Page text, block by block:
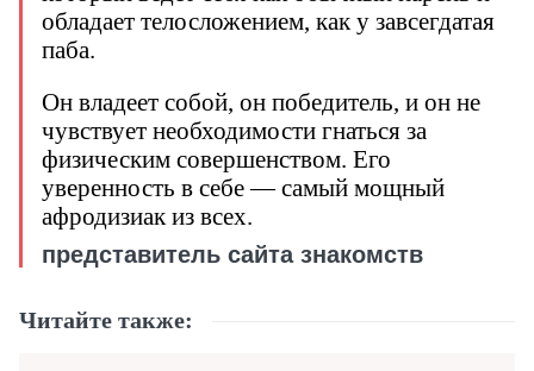
обладает телосложением, как у завсегдатая
паба.
Он владеет собой, он победитель, и он не
чувствует необходимости гнаться за
физическим совершенством. Его
уверенность в себе — самый мощный
афродизиак из всех.
представитель сайта знакомств
Читайте также: